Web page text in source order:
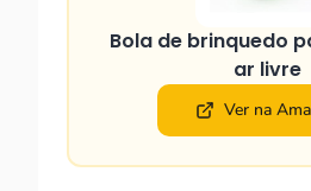
Bola de brinquedo
ar livre
Ver na